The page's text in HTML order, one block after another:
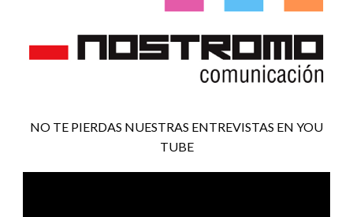
NO TE PIERDAS NUESTRAS ENTREVISTAS EN YOU
TUBE